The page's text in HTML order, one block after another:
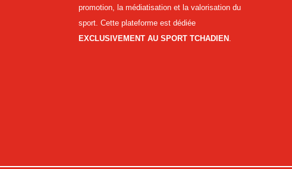
promotion, la médiatisation et la valorisation du
sport. Cette plateforme est dédiée
EXCLUSIVEMENT AU SPORT TCHADIEN